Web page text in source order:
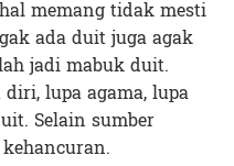
memang tidak mesti
ada duit juga agak
jadi mabuk duit.
lupa agama, lupa
Selain sumber